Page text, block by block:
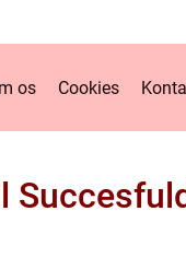
os Cookies